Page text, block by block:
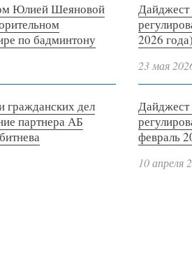
Юлией Шеяновой
по бадминтону
гражданских дел
партнера АБ
Дайджест
2026
23 мая
Дайджест
февраль
10 апреля